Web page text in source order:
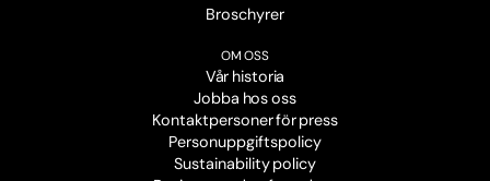
Broschyrer
OM OSS
Vår historia
Jobba hos oss
Kontaktpersoner för press
Personuppgiftspolicy
Sustainability policy